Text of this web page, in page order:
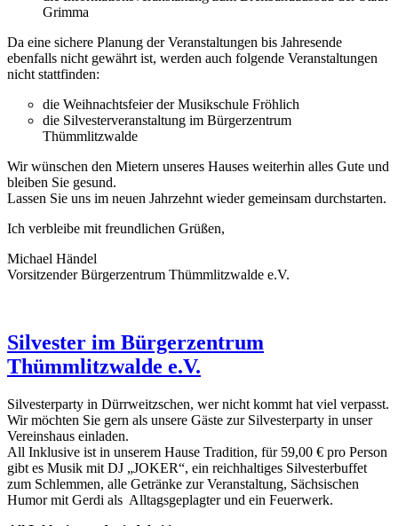
Grimma
Da eine sichere Planung der Veranstaltungen bis Jahresende
ebenfalls nicht gewährt ist, werden auch folgende Veranstaltungen
nicht stattfinden:
die Weihnachtsfeier der Musikschule Fröhlich
die Silvesterveranstaltung im Bürgerzentrum
Thümmlitzwalde
Wir wünschen den Mietern unseres Hauses weiterhin alles Gute und
bleiben Sie gesund.
Lassen Sie uns im neuen Jahrzehnt wieder gemeinsam durchstarten.
Ich verbleibe mit freundlichen Grüßen,
Michael Händel
Vorsitzender Bürgerzentrum Thümmlitzwalde e.V.
Silvester im Bürgerzentrum
Thümmlitzwalde e.V.
Silvesterparty in Dürrweitzschen, wer nicht kommt hat viel verpasst.
Wir möchten Sie gern als unsere Gäste zur Silvesterparty in unser
Vereinshaus einladen.
All Inklusive ist in unserem Hause Tradition, für 59,00 € pro Person
gibt es Musik mit DJ „JOKER“, ein reichhaltiges Silvesterbuffet
zum Schlemmen, alle Getränke zur Veranstaltung, Sächsischen
Humor mit Gerdi als Alltagsgeplagter und ein Feuerwerk.